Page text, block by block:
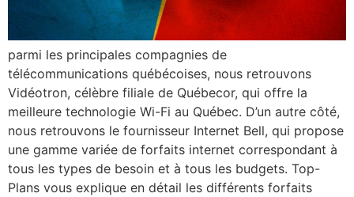
parmi les principales compagnies de
télécommunications québécoises, nous retrouvons
Vidéotron, célèbre filiale de Québecor, qui offre la
meilleure technologie Wi-Fi au Québec. D’un autre côté,
nous retrouvons le fournisseur Internet Bell, qui propose
une gamme variée de forfaits internet correspondant à
tous les types de besoin et à tous les budgets. Top-
Plans vous explique en détail les différents forfaits